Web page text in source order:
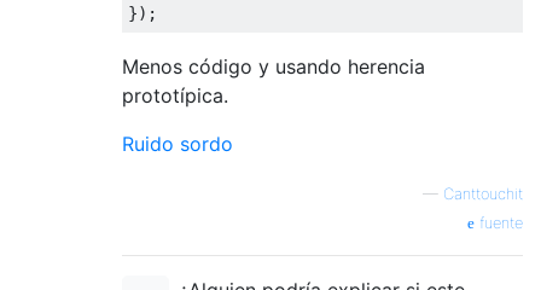
});
Menos código y usando herencia
prototípica.
Ruido sordo
— Canttouchit
fuente